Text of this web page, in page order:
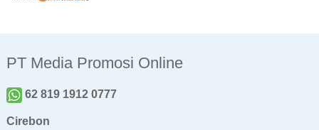
PT Media Promosi Online
62 819 1912 0777
Cirebon